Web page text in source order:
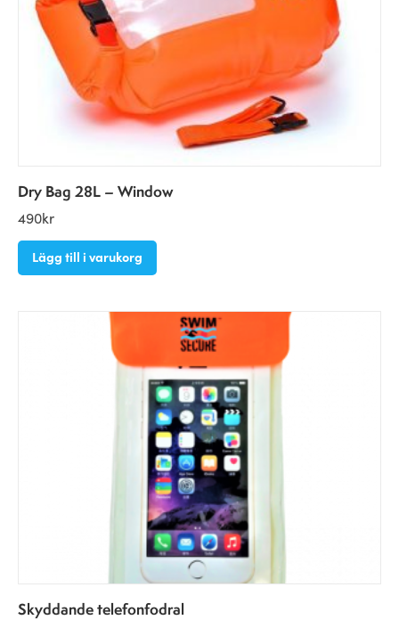
Dry Bag 28L – Window
490kr
Lägg till i varukorg
Skyddande telefonfodral